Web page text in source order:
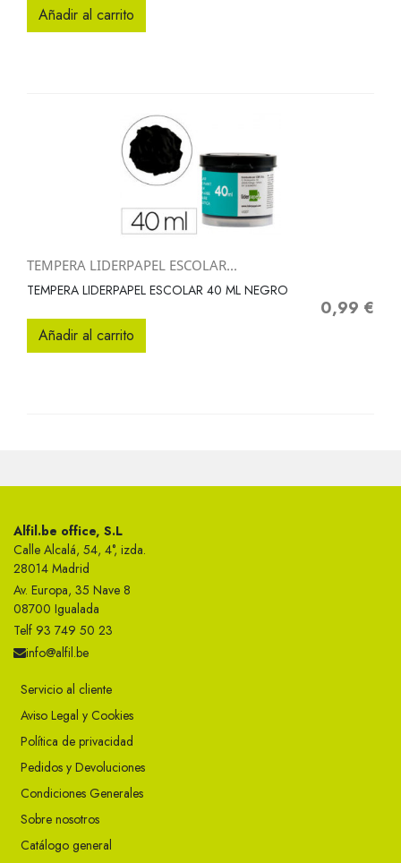
Añadir al carrito
TEMPERA LIDERPAPEL ESCOLAR...
TEMPERA LIDERPAPEL ESCOLAR 40 ML NEGRO
Precio
0,99 €
Añadir al carrito
Alfil.be office, S.L
Calle Alcalá, 54, 4°, izda.
28014 Madrid
Av. Europa, 35 Nave 8
08700 Igualada
Telf 93 749 50 23
info@alfil.be
Servicio al cliente
Aviso Legal y Cookies
Política de privacidad
Pedidos y Devoluciones
Condiciones Generales
Sobre nosotros
Catálogo general